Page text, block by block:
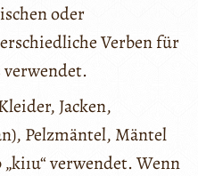
oder
Verben für
verwendet.
Jacken,
Pelzmäntel, Mäntel
verwendet. Wenn